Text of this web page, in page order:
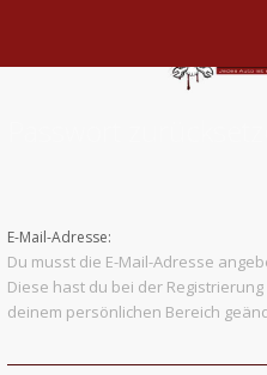
E-Mail-Adresse:
Du musst die E-Mail-Adresse
Diese hast du bei der
deinem persönlichen Bereich